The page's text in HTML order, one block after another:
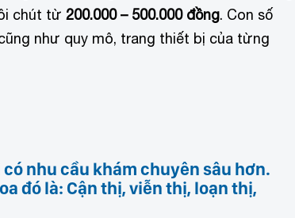
chút từ 200.000 – 500.000 đồng. Con số
như quy mô, trang thiết bị của từng
nhu cầu khám chuyên sâu hơn.
đó là: Cận thị, viễn thị, loạn thị,